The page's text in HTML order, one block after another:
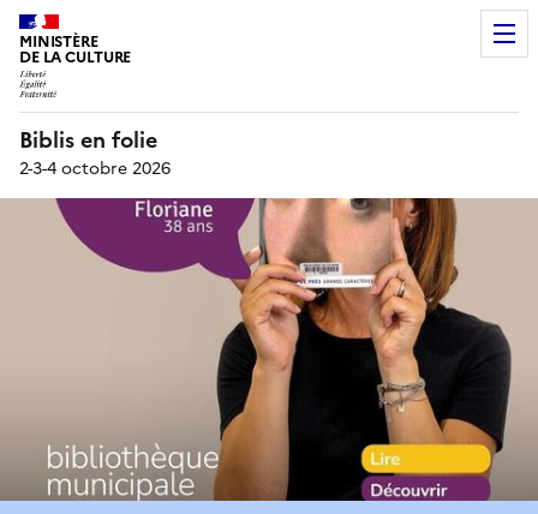
MINISTÈRE
DE LA CULTURE
Biblis en folie
2-3-4 octobre 2026